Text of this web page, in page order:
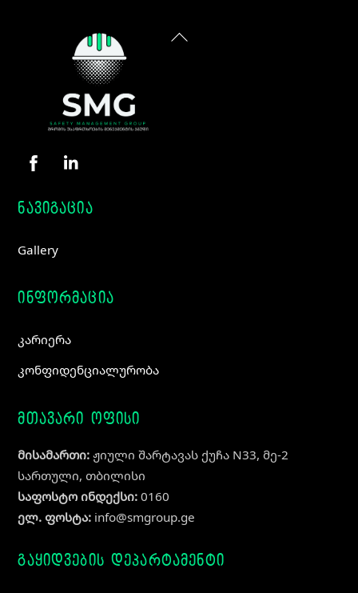
Back
ნავიგაცია
Gallery
ინფორმაცია
კარიერა
კონფიდენციალურობა
მთავარი ოფისი
მისამართი:ჟიული შარტავას ქუჩა N33, მე-2
სართული, თბილისი
საფოსტო ინდექსი: 0160
ელ. ფოსტა: info@smgroup.ge
გაყიდვების დეპარტამენტი